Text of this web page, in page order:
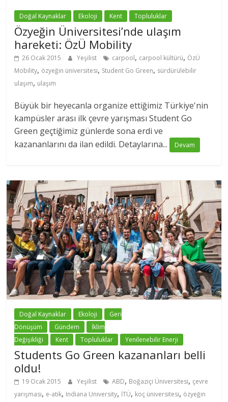
Doğal Kaynaklar Ekoloji Kent Topluluklar
Özyeğin Üniversitesi’nde ulaşım
hareketi: ÖzÜ Mobility
26 Ocak 2015 Yeşilist carpool, carpool kültürü, ÖzÜ
Mobility, özyeğin üniversitesi, Student Go Green, sürdürülebilir
ulaşım, ulaşım
Büyük bir heyecanla organize ettiğimiz Türkiye'nin
kampüsler arası ilk çevre yarışması Student Go
Green geçtiğimiz günlerde sona erdi ve
kazananlarını da ilan edildi. Detaylarına...
Devam
Doğal Kaynaklar Ekoloji
Geri
Dönüşüm
Gündem
İklim
Değişikliği
Kent Topluluklar Yenilenebilir Enerji
Students Go Green kazananları belli
oldu!
19 Ocak 2015 Yeşilist ABD, Boğaziçi Üniversitesi, çevre
yarışması, e-atık, Indiana University, İTÜ, koç üniversitesi, özyeğin